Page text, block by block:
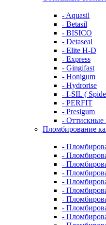
- Aquasil
- Betasil
- BISICO
- Detaseal
- Elite H-D
- Express
- Gingifast
- Honigum
- Hydrorise
- I-SIL (
- PERFIT
- Presigum
- Оттискные
Пломбирование
-
-
-
-
-
-
-
-
-